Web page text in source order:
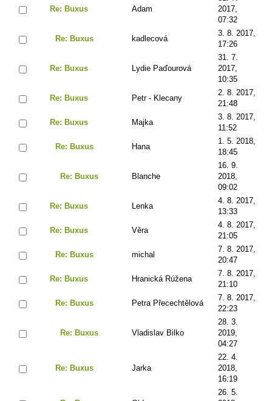
Re: Buxus Adam
2017,
07:32
Re: Buxus kadlecová
3. 8. 2017,
17:26
Re: Buxus Lydie Paďourová
31. 7.
2017,
10:35
Re: Buxus Petr - Klecany
2. 8. 2017,
21:48
Re: Buxus Majka
3. 8. 2017,
11:52
Re: Buxus Hana
1. 5. 2018,
18:45
Re: Buxus Blanche
16. 9.
2018,
09:02
Re: Buxus Lenka
4. 8. 2017,
13:33
Re: Buxus Věra
4. 8. 2017,
21:05
Re: Buxus michal
7. 8. 2017,
20:47
Re: Buxus Hranická Rúžena
7. 8. 2017,
21:10
Re: Buxus Petra Přecechtělová
7. 8. 2017,
22:23
Re: Buxus Vladislav Bilko
28. 3.
2019,
04:27
Re: Buxus Jarka
22. 4.
2018,
16:19
26. 5.